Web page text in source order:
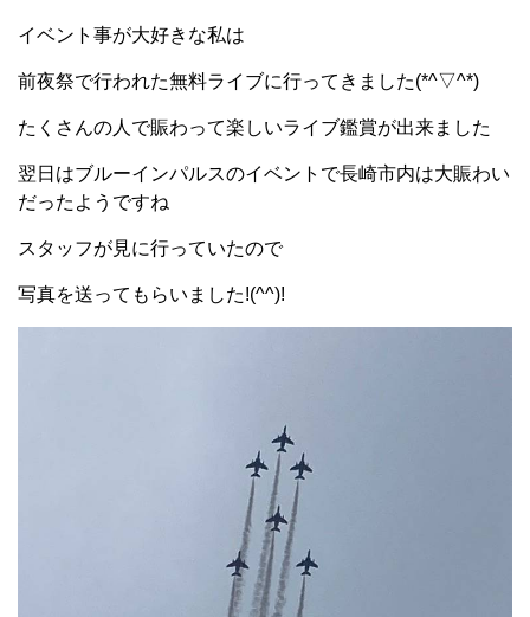
イベント事が大好きな私は
前夜祭で行われた無料ライブに行ってきました(*^▽^*)
たくさんの人で賑わって楽しいライブ鑑賞が出来ました
翌日はブルーインパルスのイベントで長崎市内は大賑わい
だったようですね
スタッフが見に行っていたので
写真を送ってもらいました!(^^)!